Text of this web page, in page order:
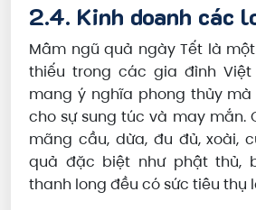
2.4. Kinh doanh các
Mâm ngũ quả ngày Tết là
thiếu trong các gia đình Việt
mang ý nghĩa phong thủy
cho sự sung túc và may mắn.
mãng cầu, dừa, đu đủ, xoài,
quả đặc biệt như phật thủ,
thanh long đều có sức tiêu thụ